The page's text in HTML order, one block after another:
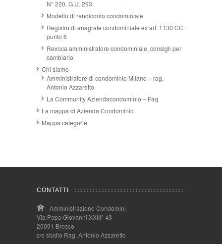
N° 220, G.U. 293
Modello di rendiconto condominiale
Registro di anagrafe condominiale ex art. 1130 CC
punto 6
Revoca amministratore condominiale, consigli per
cambiarlo
Chi siamo
Amministratore di condominio Milano – rag.
Antonio Azzaretto
La Community Aziendacondominio – Faq
La mappa di Azienda Condominio
Mappa categorie
CONTATTI
Amministrazione Condomini
Via Papa Giovanni XXIII° 43
20091 Bresso
c/o studio Rag. Antonio Azzaretto